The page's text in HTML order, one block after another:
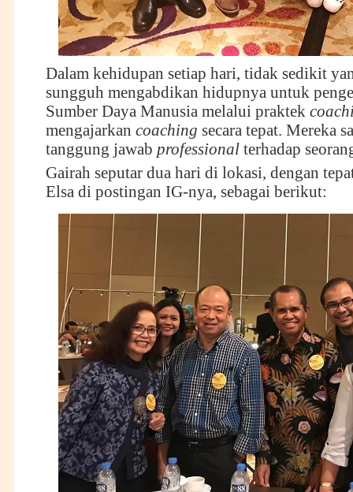
Dalam kehidupan setiap hari, tidak sedikit
sungguh mengabdikan hidupnya untuk
Sumber Daya Manusia melalui praktek
mengajarkan coaching secara tepat. Mereka
tanggung jawab professionalterhadap
Gairah seputar dua hari di lokasi, dengan
Elsa di postingan IG-nya, sebagai berikut: